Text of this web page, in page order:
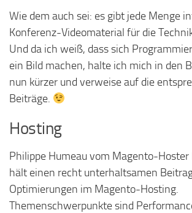
Wie dem auch sei: es gibt jede Menge
Konferenz-Videomaterial für die
Und da ich weiß, dass sich
ein Bild machen, halte ich mich in den
nun kürzer und verweise auf die
Beiträge.
Hosting
Philippe Humeau vom Magento-Hoster
hält einen recht unterhaltsamen
Optimierungen im Magento-Hosting.
Themenschwerpunkte sind